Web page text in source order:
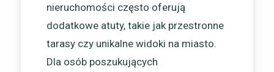
nieruchomości często oferują
dodatkowe atuty, takie jak przestronne
tarasy czy unikalne widoki na miasto.
Dla osób poszukujących